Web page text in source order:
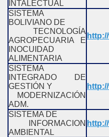
INTALECTUAL
SISTEMA
BOLIVIANO DE
TECNOLOGÍA
AGROPECUARIA E
INOCUIDAD
ALIMENTARIA
SISTEMA
INTEGRADO DE
GESTIÓN Y
MODERNIZACIÓN
ADM.
SISTEMA DE
INFORMACION
AMBIENTAL